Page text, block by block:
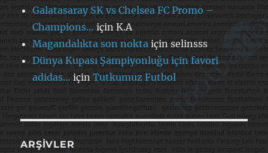
Galatasaray SK vs Chelsea FC Promo –
Champions…içinK.A
Magandalıkta son noktaiçinselinsss
Dünya Kupası Şampiyonluğu için favori
adidas… içinTutkumuz Futbol
ARŞIVLER